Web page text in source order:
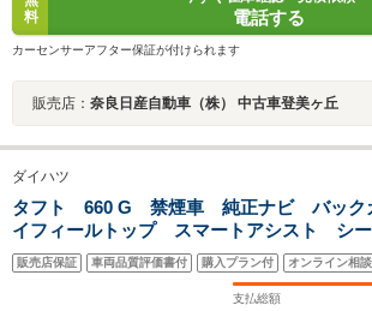
料
電話する
カーセンサーアフター保証が付けられます
販売店： 奈良日産自動車（株） 中古車登美ヶ丘
ダイハツ
タフト 660 G 禁煙車 純正ナビ バック
イフィールトップ スマートアシスト シー
ー ETC スマートキー LEDヘッド オ
オートエアコン アイドリングストップ 電
販売店保証 車両品質評価書付 購入プラン付 オンライン相
支払総額